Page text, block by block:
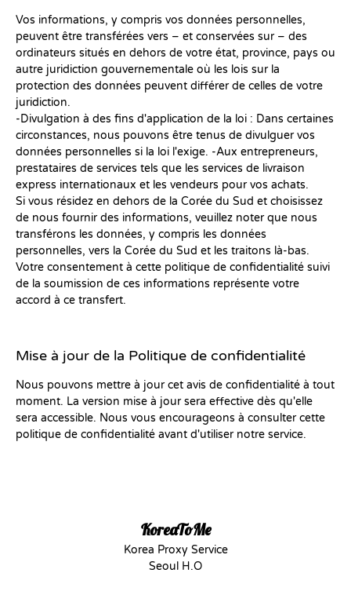
Vos informations, y compris vos données personnelles,
peuvent être transférées vers – et conservées sur – des
ordinateurs situés en dehors de votre état, province, pays ou
autre juridiction gouvernementale où les lois sur la
protection des données peuvent différer de celles de votre
juridiction.
-Divulgation à des fins d'application de la loi : Dans certaines
circonstances, nous pouvons être tenus de divulguer vos
données personnelles si la loi l'exige. -Aux entrepreneurs,
prestataires de services tels que les services de livraison
express internationaux et les vendeurs pour vos achats.
Si vous résidez en dehors de la Corée du Sud et choisissez
de nous fournir des informations, veuillez noter que nous
transférons les données, y compris les données
personnelles, vers la Corée du Sud et les traitons là-bas.
Votre consentement à cette politique de confidentialité suivi
de la soumission de ces informations représente votre
accord à ce transfert.
Mise à jour de la Politique de confidentialité
Nous pouvons mettre à jour cet avis de confidentialité à tout
moment. La version mise à jour sera effective dès qu'elle
sera accessible. Nous vous encourageons à consulter cette
politique de confidentialité avant d'utiliser notre service.
KoreaToMe
Korea Proxy Service
Seoul H.O